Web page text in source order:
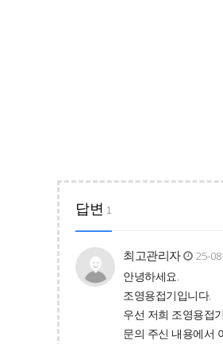
답변 1
최고관리자
25-
안녕하세요.
조영용접기입니다.
우선 저희 조영용접
문의 주신 내용에서